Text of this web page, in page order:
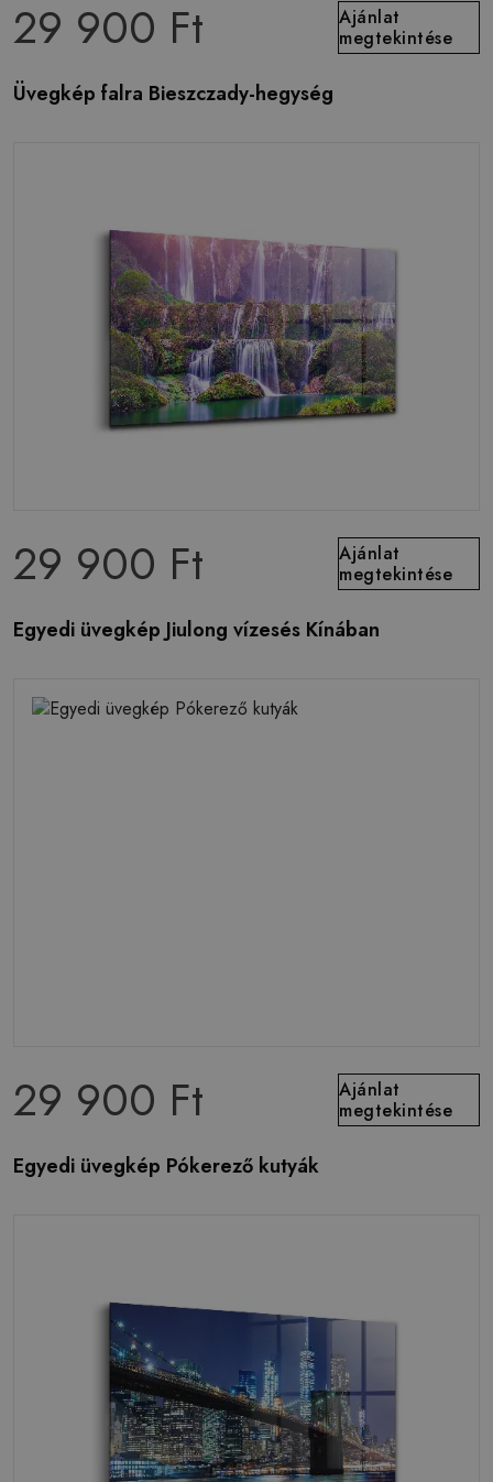
29 900 Ft
Ajánlat
megtekintése
Üvegkép falra Bieszczady-hegység
29 900 Ft
Ajánlat
megtekintése
Egyedi üvegkép Jiulong vízesés Kínában
29 900 Ft
Ajánlat
megtekintése
Egyedi üvegkép Pókerező kutyák